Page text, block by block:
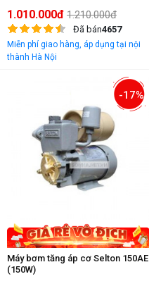
1.010.000đ 1.210.000đ
Đã bán4657
Miễn phí giao hàng, áp dụng tại nội
thành Hà Nội
-17%
Máy bơm tăng áp cơ Selton 150AE
(150W)